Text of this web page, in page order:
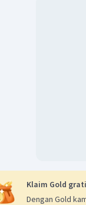
Klaim Gold
Dengan Gold